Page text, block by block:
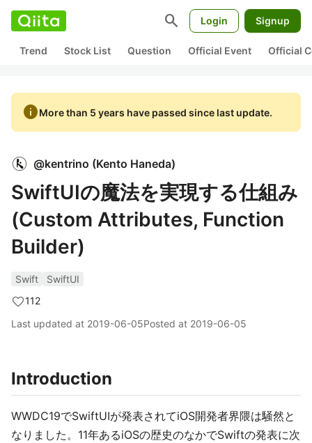
search Login Signup
Trend Stock List Question Official Event Official
infoMore than 5 years have passed since last update.
@kentrino (Kento Haneda)
SwiftUIの魔法を実現する仕組み
(Custom Attributes, Function
Builder)
Swift
SwiftUI
112
Last updated at 2019-06-05Posted at 2019-06-05
Introduction
WWDC19でSwiftUIが発表されてiOS開発者界隈は騒然と
なりました。11年あるiOSの歴史のなかでSwiftの発表に次